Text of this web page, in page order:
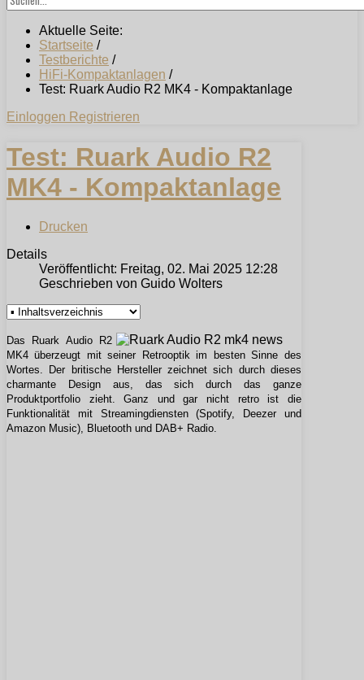
Aktuelle Seite:
Startseite /
Testberichte /
HiFi-Kompaktanlagen /
Test: Ruark Audio R2 MK4 - Kompaktanlage
Einloggen Registrieren
Test: Ruark Audio R2
MK4 - Kompaktanlage
Drucken
Details
Veröffentlicht: Freitag, 02. Mai 2025 12:28
Geschrieben von Guido Wolters
Das Ruark Audio R2
MK4 überzeugt mit seiner Retrooptik im besten Sinne des
Wortes. Der britische Hersteller zeichnet sich durch dieses
charmante Design aus, das sich durch das ganze
Produktportfolio zieht. Ganz und gar nicht retro ist die
Funktionalität mit Streamingdiensten (Spotify, Deezer und
Amazon Music), Bluetooth und DAB+ Radio.